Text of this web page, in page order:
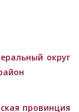
округ
провинция